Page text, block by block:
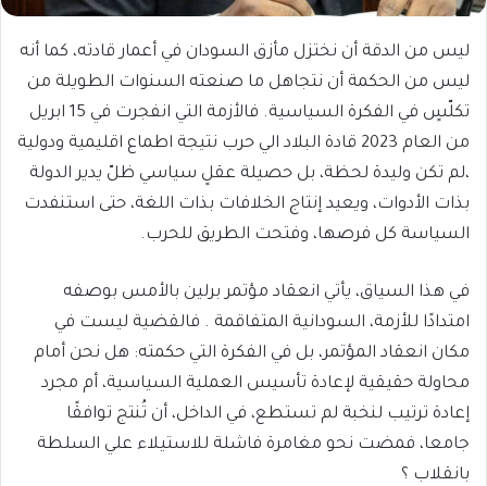
ليس من الدقة أن نختزل مأزق السودان في أعمار قادته، كما أنه
ليس من الحكمة أن نتجاهل ما صنعته السنوات الطويلة من
تكلّسٍ في الفكرة السياسية. فالأزمة التي انفجرت في 15 ابريل
من العام 2023 قادة البلاد الي حرب نتيجة اطماع اقليمية ودولية
،لم تكن وليدة لحظة، بل حصيلة عقلٍ سياسي ظلّ يدير الدولة
بذات الأدوات، ويعيد إنتاج الخلافات بذات اللغة، حتى استنفدت
السياسة كل فرصها، وفتحت الطريق للحرب.
في هذا السياق، يأتي انعقاد مؤتمر برلين بالأمس بوصفه
امتدادًا للأزمة، السودانية المتفاقمة . فالقضية ليست في
مكان انعقاد المؤتمر، بل في الفكرة التي حكمته: هل نحن أمام
محاولة حقيقية لإعادة تأسيس العملية السياسية، أم مجرد
إعادة ترتيب لنخبة لم تستطع، في الداخل، أن تُنتج توافقًا
جامعا، فمضت نحو مغامرة فاشلة للاستيلاء علي السلطة
بانقلاب ؟